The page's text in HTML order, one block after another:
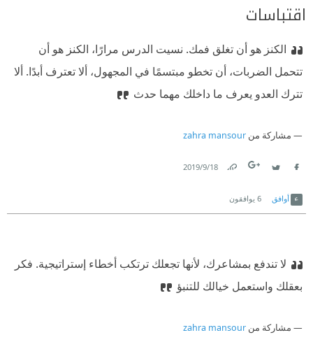
اقتباسات
الكنز هو أن تغلق فمك. نسيت الدرس مرارًا، الكنز هو أن
تتحمل الضربات، أن تخطو مبتسمًا في المجهول، ألا تعترف أبدًا. ألا
تترك العدو يعرف ما داخلك مهما حدث
مشاركة من zahra mansour
18‏/9‏/2019
أوافق 6 يوافقون
لا تندفع بمشاعرك، لأنها تجعلك ترتكب أخطاء إستراتيجية. فكر
بعقلك واستعمل خيالك للتنبؤ
مشاركة من zahra mansour